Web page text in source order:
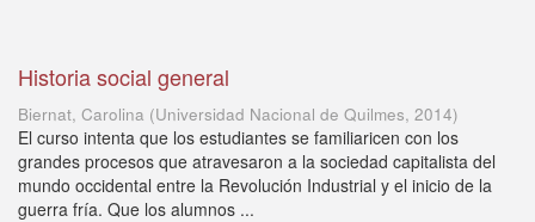
Historia social general
Biernat, Carolina (Universidad Nacional de Quilmes, 2014)
El curso intenta que los estudiantes se familiaricen con los
grandes procesos que atravesaron a la sociedad capitalista del
mundo occidental entre la Revolución Industrial y el inicio de la
guerra fría. Que los alumnos ...